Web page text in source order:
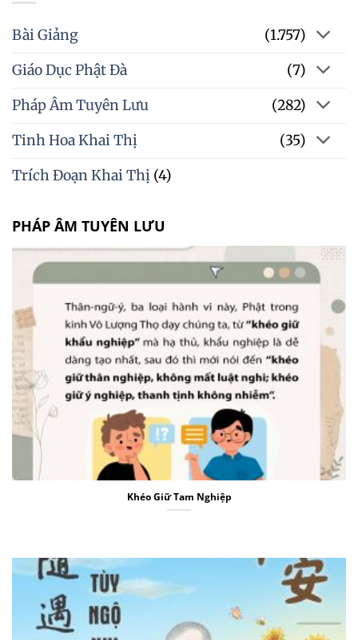
Bài Giảng
(1.757)
Giáo Dục Phật Đà
(7)
Pháp Âm Tuyên Lưu
(282)
Tinh Hoa Khai Thị
(35)
Trích Đoạn Khai Thị (4)
PHÁP ÂM TUYÊN LƯU
Khéo Giữ Tam Nghiệp